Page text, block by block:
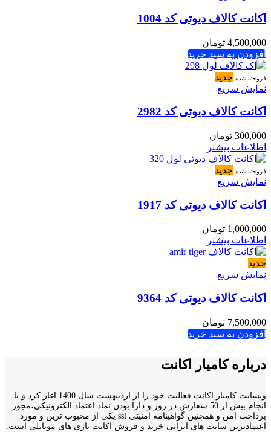
اکانت کالاف دیوتی کد 1004
4,500,000 تومان
افزودن به سبد خرید
فروخته شده جدید
نمایش سریع
اکانت کالاف دیوتی کد 2982
300,000 تومان
اطلاعات بیشتر
فروخته شده جدید
نمایش سریع
اکانت کالاف دیوتی کد 1917
1,000,000 تومان
اطلاعات بیشتر
جدید
نمایش سریع
اکانت کالاف دیوتی کد 9364
7,500,000 تومان
افزودن به سبد خرید
درباره کامیار اکانت
وبسایت کامیار اکانت فعالیت خود را از اردیبهشت سال 1400 اغاز کرد و با
انجام بیش از 50 سفارش در روز و دارا بودن نماد اعتماد الکترونیکی،مجوز
پرداخت امن و همچنین گواهینامه امنیتی ssl یکی از محبوب ترین و مورد
اعتمادترین سایت های ایرانی خرید و فروش اکانت بازی های موبایلی است.